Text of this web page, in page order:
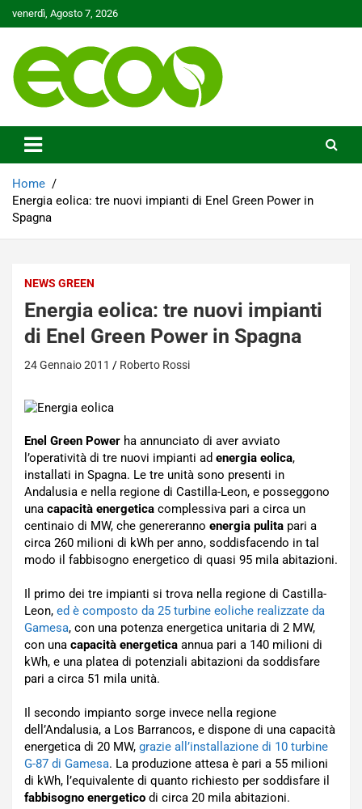
to
venerdì, Agosto 7, 2026
Ecoo.it
Home
Energia eolica: tre nuovi impianti di Enel Green Power in
Spagna
NEWS GREEN
Energia eolica: tre nuovi impianti
di Enel Green Power in Spagna
24 Gennaio 2011 Roberto Rossi
Enel Green Power ha annunciato di aver avviato
l’operatività di tre nuovi impianti ad energia eolica,
installati in Spagna. Le tre unità sono presenti in
Andalusia e nella regione di Castilla-Leon, e posseggono
una capacità energetica complessiva pari a circa un
centinaio di MW, che genereranno energia pulita pari a
circa 260 milioni di kWh per anno, soddisfacendo in tal
modo il fabbisogno energetico di quasi 95 mila abitazioni.
Il primo dei tre impianti si trova nella regione di Castilla-
Leon, ed è composto da 25 turbine eoliche realizzate da
Gamesa, con una potenza energetica unitaria di 2 MW,
con una capacità energetica annua pari a 140 milioni di
kWh, e una platea di potenziali abitazioni da soddisfare
pari a circa 51 mila unità.
Il secondo impianto sorge invece nella regione
dell’Andalusia, a Los Barrancos, e dispone di una capacità
energetica di 20 MW, grazie all’installazione di 10 turbine
G-87 di Gamesa. La produzione attesa è pari a 55 milioni
di kWh, l’equivalente di quanto richiesto per soddisfare il
fabbisogno energetico di circa 20 mila abitazioni.